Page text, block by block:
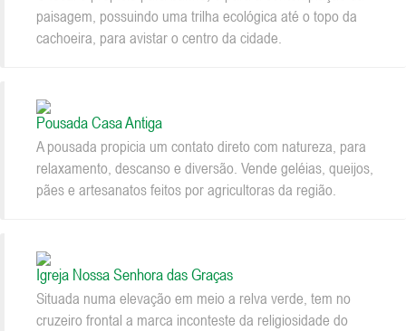
paisagem, possuindo uma trilha ecológica até o topo da
cachoeira, para avistar o centro da cidade.
Pousada Casa Antiga
A pousada propicia um contato direto com natureza, para
relaxamento, descanso e diversão. Vende geléias, queijos,
pães e artesanatos feitos por agricultoras da região.
Igreja Nossa Senhora das Graças
Situada numa elevação em meio a relva verde, tem no
cruzeiro frontal a marca inconteste da religiosidade do